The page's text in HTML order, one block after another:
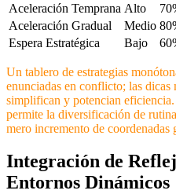
Aceleración Temprana Alto
Aceleración Gradual
Medio
Espera Estratégica
Bajo
Un tablero de estrategias
enunciadas en conflicto; las dicas
simplifican y potencian
permite la diversificación de
mero incremento de coordenadas
Integración de
Entornos Dinámicos